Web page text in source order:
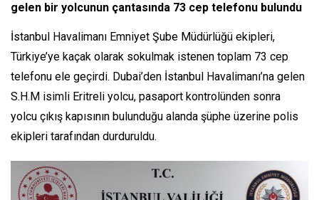
gelen bir yolcunun çantasında 73 cep telefonu bulundu
İstanbul Havalimanı Emniyet Şube Müdürlüğü ekipleri,
Türkiye’ye kaçak olarak sokulmak istenen toplam 73 cep
telefonu ele geçirdi. Dubai’den İstanbul Havalimanı’na gelen
S.H.M isimli Eritreli yolcu, pasaport kontrolünden sonra
yolcu çıkış kapısının bulunduğu alanda şüphe üzerine polis
ekipleri tarafından durduruldu.